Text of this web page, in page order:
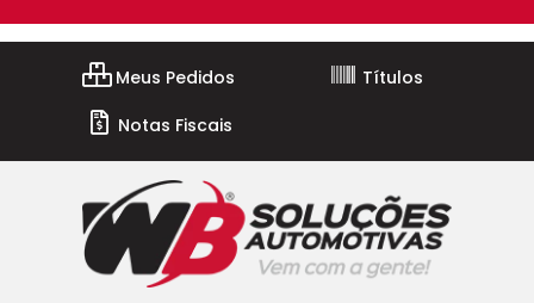
Meus Pedidos
Títulos
Notas Fiscais